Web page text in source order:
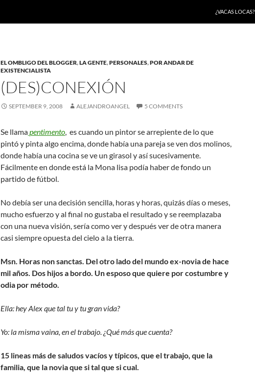
¿VACAS LOCAS?
EL OMBLIGO DEL BLOGGER,LA GENTE,PERSONALES,POR ANDAR DE
EXISTENCIALISTA
(DES)CONEXIÓN
SEPTEMBER 9, 2008 ALEJANDROANGEL 5 COMMENTS
Se llamapentimento, es cuando un pintor se arrepiente de lo que
pintó y pinta algo encima, donde había una pareja se ven dos molinos,
donde había una cocina se ve un girasol y así sucesivamente.
Fácilmente en donde está la Mona lisa podía haber de fondo un
partido de fútbol.
No debía ser una decisión sencilla, horas y horas, quizás días o meses,
mucho esfuerzo y al final no gustaba el resultado y se reemplazaba
con una nueva visión, sería como ver y después ver de otra manera
casi siempre opuesta del cielo a la tierra.
Msn. Horas non sanctas. Del otro lado del mundo ex-novia de hace
mil años. Dos hijos a bordo. Un esposo que quiere por costumbre y
odia por método.
Ella: hey Alex que tal tu y tu gran vida?
Yo: la misma vaina, en el trabajo. ¿Qué más que cuenta?
15 lineas más de saludos vacíos y típicos, que el trabajo, que la
familia, que la novia que si tal que si cual.